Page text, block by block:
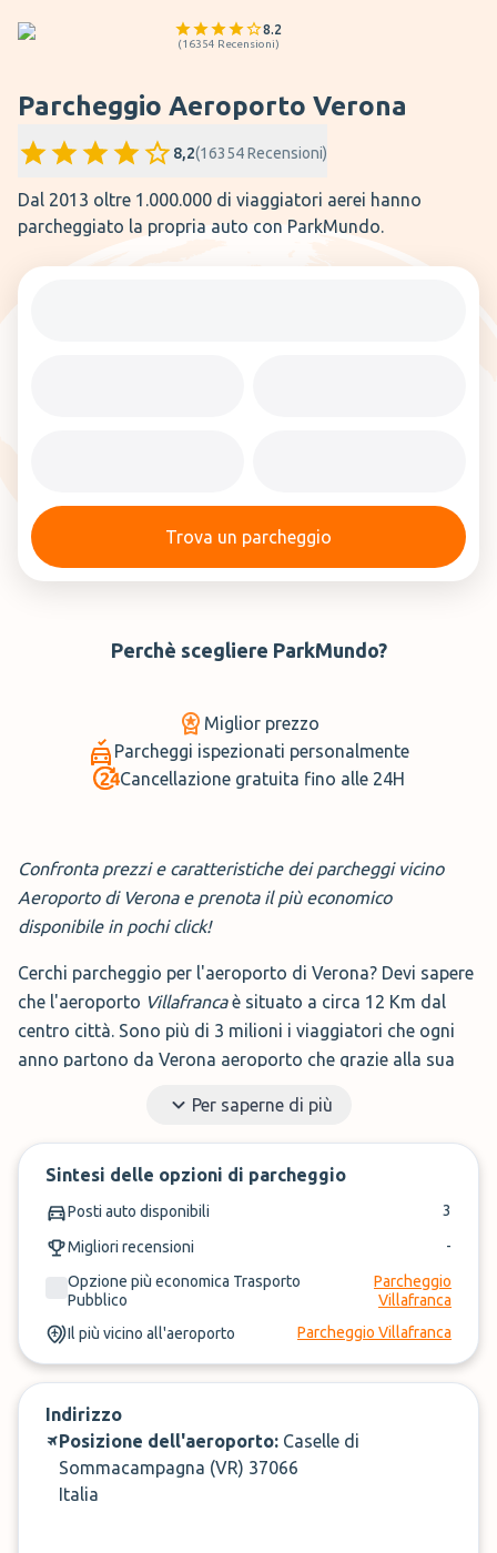
8.2
(16354 Recensioni)
Parcheggio Aeroporto Verona
8,2(16354Recensioni)
Dal 2013 oltre 1.000.000 di viaggiatori aerei hanno
parcheggiato la propria auto con ParkMundo.
Trova un parcheggio
Perchè scegliere ParkMundo?
Miglior prezzo
Parcheggi ispezionati personalmente
Cancellazione gratuita fino alle 24H
Confronta prezzi e caratteristiche dei parcheggi vicino
Aeroporto di Verona e prenota il più economico
disponibile in pochi click!
Cerchi parcheggio per l'aeroporto di Verona? Devi sapere
che l'aeroporto Villafrancaè situato a circa 12 Km dal
centro città. Sono più di 3 milioni i viaggiatori che ogni
anno partono da Verona aeroporto che grazie alla sua
per diverse province lombarde e venete.
Dall'aeroporto di Verona, ci sono ogni giorno
vantare numerose destinazioni europee. Il numero
crescente di passeggeri e destinazioni servite negli ultimi
anni non ha reso più semplice trovare un parcheggio
vicino Verona aeroporto senza spendere molto. In
particolar modo nei periodi di alta stagione, gli operatori
di parcheggio a Verona aeroporto con il prezzo più
basso, terminano la disponibilità molto rapidamente. Di
conseguenza il prezzo parcheggi vicino Verona
aeroporto, ancora disponibili, tenderanno ad aumentare.
Prenota in anticipo, dunque, per assicurarti un posto
Per saperne di più
Sintesi delle opzioni di parcheggio
Posti auto disponibili 3
Migliori recensioni
-
Opzione più economica Trasporto
Pubblico
Parcheggio
Villafranca
Il più vicino all'aeroporto
Parcheggio Villafranca
Indirizzo
Posizione dell'aeroporto: Caselle di
Sommacampagna (VR) 37066
Italia